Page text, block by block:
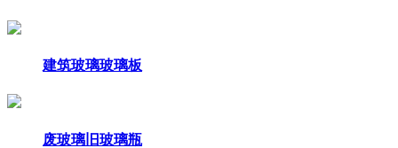
建筑玻璃玻璃板
废玻璃旧玻璃瓶